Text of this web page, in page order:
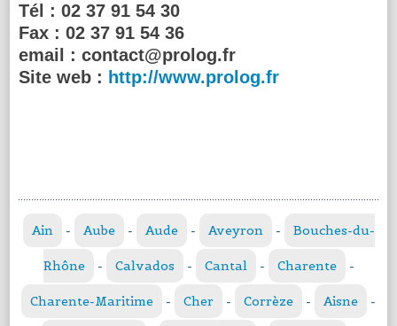
Tél : 02 37 91 54 30
Fax : 02 37 91 54 36
email : contact@prolog.fr
Site web : http://www.prolog.fr
Ain - Aube - Aude - Aveyron - Bouches-du-
Rhône - Calvados - Cantal - Charente -
Charente-Maritime - Cher - Corrèze - Aisne -